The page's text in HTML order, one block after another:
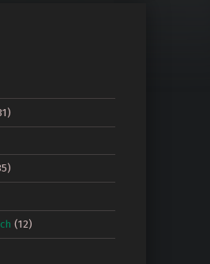
(12)